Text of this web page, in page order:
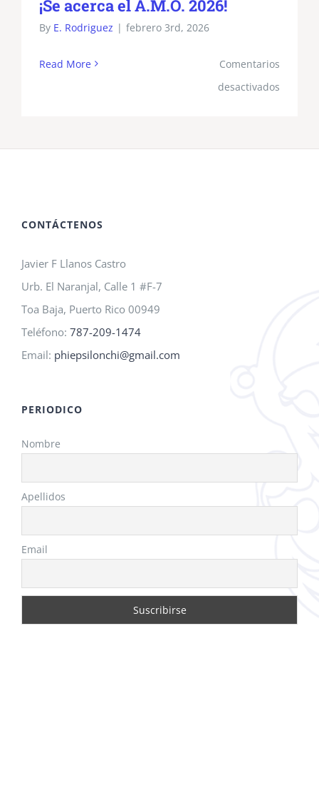
¡Se acerca el A.M.O. 2026!
By E. Rodriguez | febrero 3rd, 2026
Read More
Comentarios
desactivados
CONTÁCTENOS
Javier F Llanos Castro
Urb. El Naranjal, Calle 1 #F-7
Toa Baja, Puerto Rico 00949
Teléfono: 787-209-1474
Email: phiepsilonchi@gmail.com
PERIODICO
Nombre
Apellidos
Email